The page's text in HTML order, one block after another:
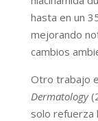
hasta en un
mejorando
cambios
Otro trabajo
Dermatology
solo refuerza